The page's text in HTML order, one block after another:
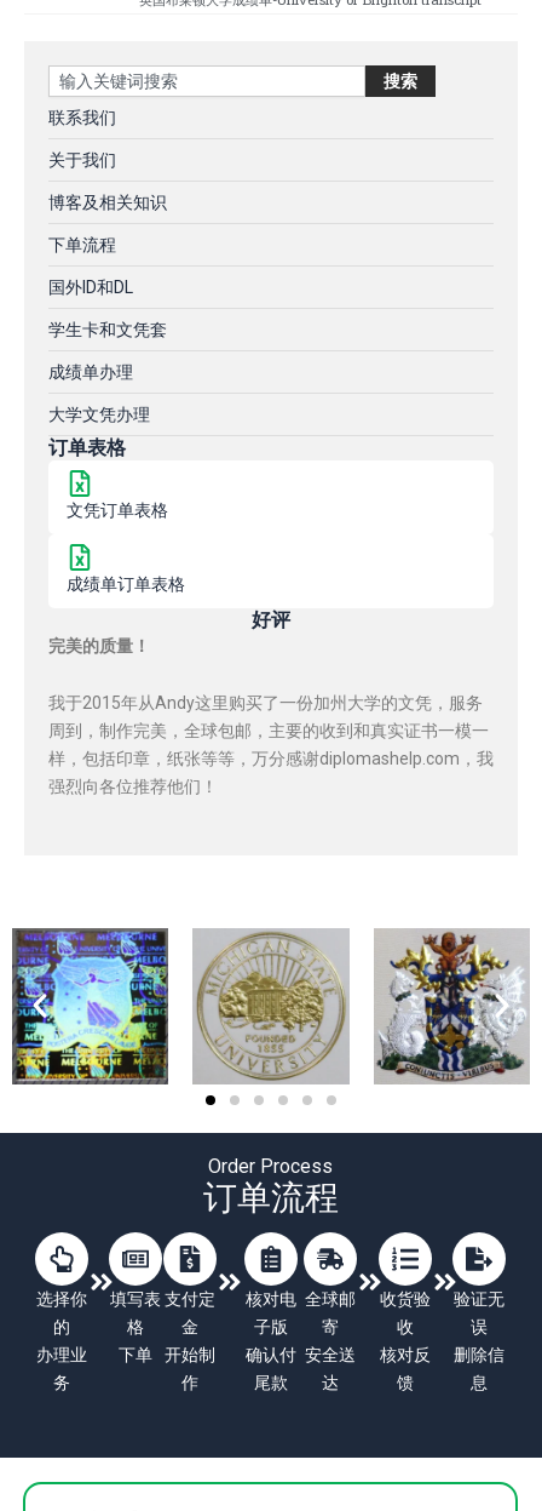
Search 搜索
联系我们
关于我们
博客及相关知识
下单流程
国外ID和DL
学生卡和文凭套
成绩单办理
大学文凭办理
订单表格
文凭订单表格
成绩单订单表格
好评
完美的质量！
我于2015年从Andy这里购买了一份加州大学的文凭，服务
周到，制作完美，全球包邮，主要的收到和真实证书一模一
样，包括印章，纸张等等，万分感谢diplomashelp.com，我
强烈向各位推荐他们！
Order Process
订单流程
选择你
的
办理业
务
填写表
格
下单
支付定
金
开始制
作
核对电
子版
确认付
尾款
全球邮
寄
安全送
达
收货验
收
核对反
馈
验证无
误
删除信
息